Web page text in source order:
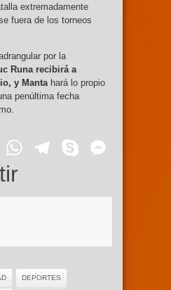
extremadamente
fuera de los torneos
por la
Runa recibirá a
y Manta hará lo propio
penúltima fecha
EmailWhatsApp
Telegram
Skype
DEPORTES